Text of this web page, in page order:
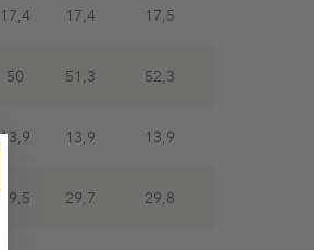
17,4 17,4 17,5
50 51,3 52,3
13,9 13,9 13,9
29,5 29,7 29,8